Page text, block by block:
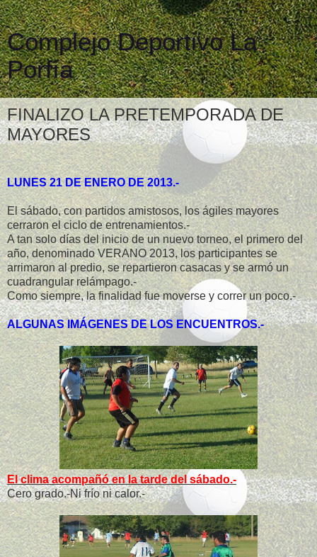
Complejo Deportivo La
Porfía
FINALIZO LA PRETEMPORADA DE
MAYORES
LUNES 21 DE ENERO DE 2013.-
El sábado, con partidos amistosos, los ágiles mayores
cerraron el ciclo de entrenamientos.-
A tan solo días del inicio de un nuevo torneo, el primero del
año, denominado VERANO 2013, los participantes se
arrimaron al predio, se repartieron casacas y se armó un
cuadrangular relámpago.-
Como siempre, la finalidad fue moverse y correr un poco.-
ALGUNAS IMÁGENES DE LOS ENCUENTROS.-
El clima acompañó en la tarde del sábado.-
Cero grado.-Ni frío ni calor.-